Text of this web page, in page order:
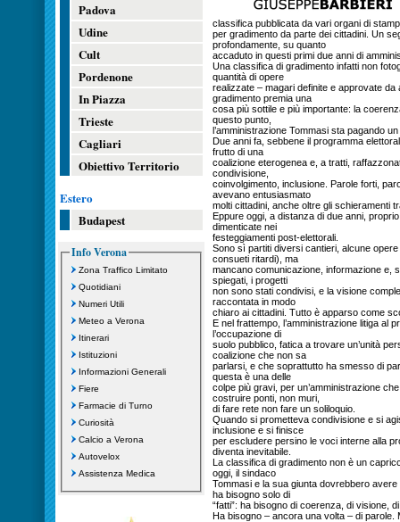
Padova
Udine
Cult
Pordenone
In Piazza
Trieste
Cagliari
Obiettivo Territorio
Estero
Budapest
Info Verona
Zona Traffico Limitato
Quotidiani
Numeri Utili
Meteo a Verona
Itinerari
Istituzioni
Informazioni Generali
Fiere
Farmacie di Turno
Curiosità
Calcio a Verona
Autovelox
Assistenza Medica
classifica pubblicata da vari organi di
per gradimento da parte dei cittadini. Un
profondamente, su quanto
accaduto in questi primi due anni di
Una classifica di gradimento infatti non
quantità di opere
realizzate – magari definite e approvate
gradimento premia una
cosa più sottile e più importante: la
questo punto,
l’amministrazione Tommasi sta pagando
Due anni fa, sebbene il programma
frutto di una
coalizione eterogenea e, a tratti,
condivisione,
coinvolgimento, inclusione. Parole forti,
avevano entusiasmato
molti cittadini, anche oltre gli schieramenti
Eppure oggi, a distanza di due anni,
dimenticate nei
festeggiamenti post-elettorali.
Sono sì partiti diversi cantieri, alcune
consueti ritardi), ma
mancano comunicazione, informazione e,
spiegati, i progetti
non sono stati condivisi, e la visione
raccontata in modo
chiaro ai cittadini. Tutto è apparso come
E nel frattempo, l’amministrazione litiga al
l’occupazione di
suolo pubblico, fatica a trovare un’unità
coalizione che non sa
parlarsi, e che soprattutto ha smesso di
questa è una delle
colpe più gravi, per un’amministrazione
costruire ponti, non muri,
di fare rete non fare un soliloquio.
Quando si prometteva condivisione e si
inclusione e si finisce
per escludere persino le voci interne alla
diventa inevitabile.
La classifica di gradimento non è un
oggi, il sindaco
Tommasi e la sua giunta dovrebbero
ha bisogno solo di
“fatti”: ha bisogno di coerenza, di visione,
Ha bisogno – ancora una volta – di parole.